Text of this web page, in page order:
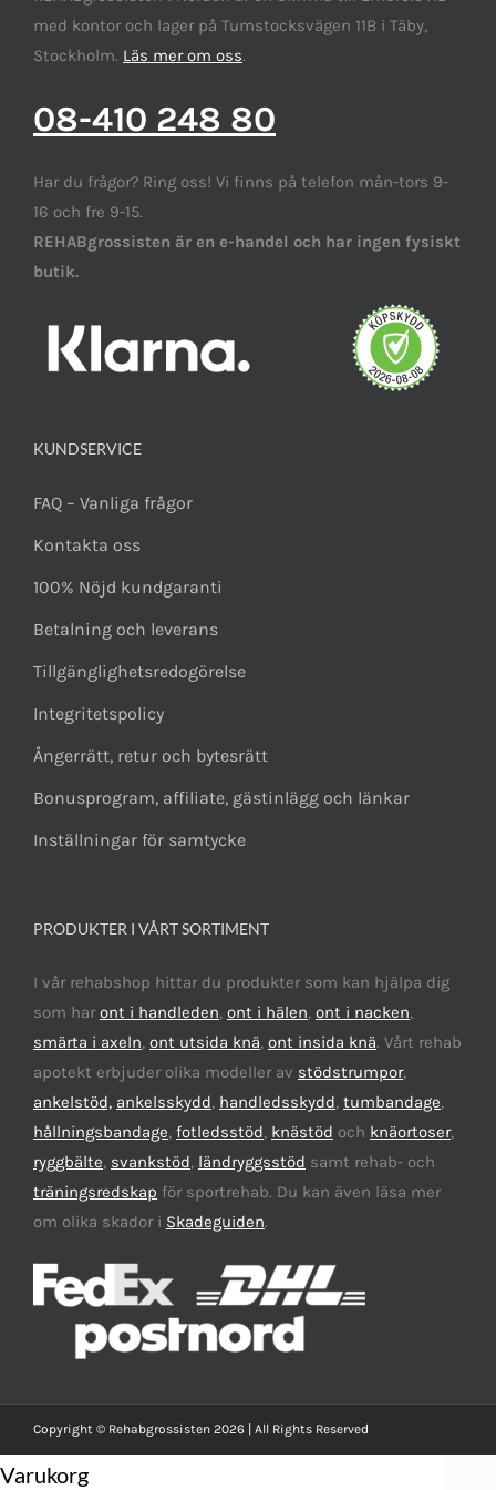
med kontor och lager på Tumstocksvägen 11B i Täby,
Stockholm. Läs mer om oss.
08-410 248 80
Har du frågor? Ring oss! Vi finns på telefon mån-tors 9-
16 och fre 9-15.
REHABgrossisten är en e-handel och har ingen fysiskt
butik.
KUNDSERVICE
FAQ – Vanliga frågor
Kontakta oss
100% Nöjd kundgaranti
Betalning och leverans
Tillgänglighetsredogörelse
Integritetspolicy
Ångerrätt, retur och bytesrätt
Bonusprogram, affiliate, gästinlägg och länkar
Inställningar för samtycke
PRODUKTER I VÅRT SORTIMENT
I vår rehabshop hittar du produkter som kan hjälpa dig
som haront i handleden, ont i hälen, ont i nacken,
smärta i axeln, ont utsida knä, ont insida knä. Vårt rehab
apotekt erbjuder olika modeller av stödstrumpor,
ankelstöd, ankelsskydd, handledsskydd, tumbandage,
hållningsbandage, fotledsstöd, knästöd och knäortoser,
ryggbälte, svankstöd, ländryggsstöd samt rehab- och
träningsredskap för sportrehab. Du kan även läsa mer
om olika skador i Skadeguiden.
Copyright © Rehabgrossisten 2026 | All Rights Reserved
Varukorg